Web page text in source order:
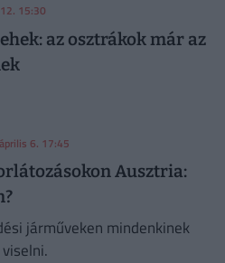
15:30
az osztrákok már az
6. 17:45
Ausztria:
járműveken mindenkinek